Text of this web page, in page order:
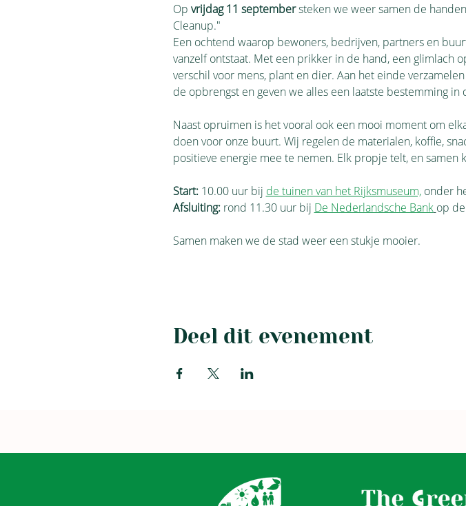
Op vrijdag 11 september steken we weer samen de
Cleanup."
Een ochtend waarop bewoners, bedrijven, partners en
vanzelf ontstaat. Met een prikker in de hand, een glimlach
verschil voor mens, plant en dier. Aan het einde
de opbrengst en geven we alles een laatste bestemming
Naast opruimen is het vooral ook een mooi moment om
doen voor onze buurt. Wij regelen de materialen, koffie,
positieve energie mee te nemen. Elk propje telt, en
Start: 10.00 uur bij de tuinen van het Rijksmuseum, onder
Afsluiting: rond 11.30 uur bij De Nederlandsche Bank op
Samen maken we de stad weer een stukje mooier.
Deel dit evenement